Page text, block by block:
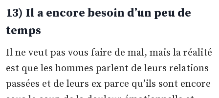
13) Il a encore besoin d’un peu de
temps
Il ne veut pas vous faire de mal, mais la réalité
est que les hommes parlent de leurs relations
passées et de leurs ex parce qu’ils sont encore